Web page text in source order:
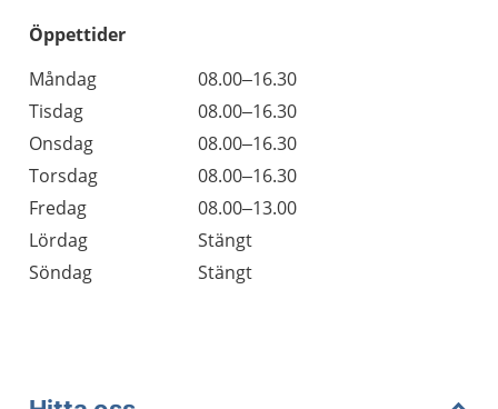
Öppettider
Dag
Öppettider
Kommentarer
Måndag
08.00–16.30
Tisdag
08.00–16.30
Onsdag
08.00–16.30
Torsdag
08.00–16.30
Fredag
08.00–13.00
Lördag
Stängt
Söndag
Stängt